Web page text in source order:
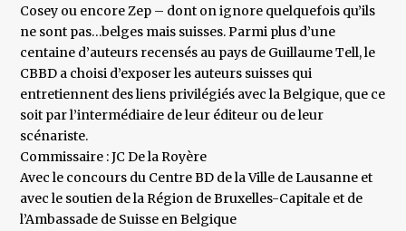
Cosey ou encore Zep – dont on ignore quelquefois qu’ils
ne sont pas…belges mais suisses. Parmi plus d’une
centaine d’auteurs recensés au pays de Guillaume Tell, le
CBBD a choisi d’exposer les auteurs suisses qui
entretiennent des liens privilégiés avec la Belgique, que ce
soit par l’intermédiaire de leur éditeur ou de leur
scénariste.
Commissaire : JC De la Royère
Avec le concours du Centre BD de la Ville de Lausanne et
avec le soutien de la Région de Bruxelles-Capitale et de
l’Ambassade de Suisse en Belgique